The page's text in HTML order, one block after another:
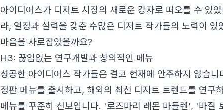
아이디어스가 디저트 시장의 새로운 강자로 떠오를 수 있
라, 열정과 실력을 갖춘 수많은 디저트 작가들의 노력이 있
마음을 사로잡았을까요?
H3: 끊임없는 연구개발과 창의적인 메뉴
성공한 아이디어스 작가들은 결코 현재에 안주하지 않습
정판 메뉴를 출시하고, 해외의 최신 디저트 트렌드를 연구
메뉴를 꾸준히 선보입니다. '로즈마리 레몬 마들렌', '바질